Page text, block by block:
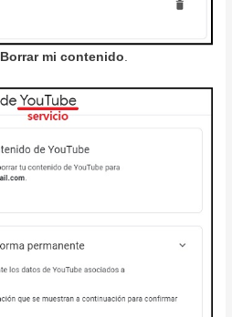
Borrar mi contenido